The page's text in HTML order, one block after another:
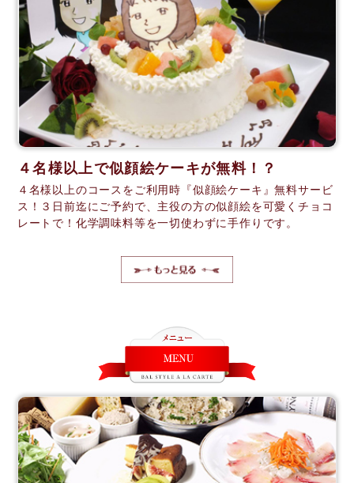
４名様以上で似顔絵ケーキが無料！？
４名様以上のコースをご利用時『似顔絵ケーキ』無料サービ
ス！３日前迄にご予約で、主役の方の似顔絵を可愛くチョコ
レートで！化学調味料等を一切使わずに手作りです。